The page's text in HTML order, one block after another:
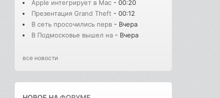
Apple интегрирует в Mac - 00:20
Презентация Grand Theft - 00:12
В сеть просочились перв - Вчера
В Подмосковье вышел на - Вчера
все новости